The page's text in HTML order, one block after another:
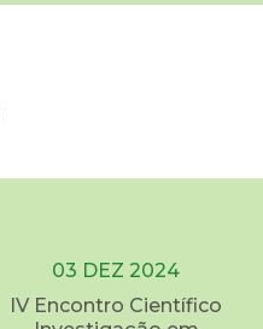
03 DEZ 2024
IV Encontro Científico